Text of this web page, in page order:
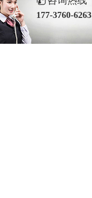
177-3760-6263